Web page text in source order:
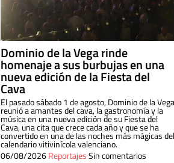
Dominio de la Vega rinde
homenaje a sus burbujas en una
nueva edición de la Fiesta del
Cava
El pasado sábado 1 de agosto, Dominio de la Vega
reunió a amantes del cava, la gastronomía y la
música en una nueva edición de su Fiesta del
Cava, una cita que crece cada año y que se ha
convertido en una de las noches más mágicas del
calendario vitivinícola valenciano.
06/08/2026ReportajesSin comentarios